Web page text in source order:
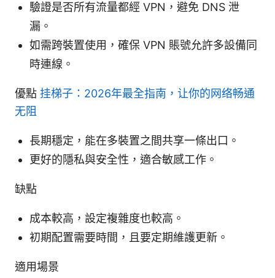
驗證是否所有流量都經 VPN，避免 DNS 泄
漏。
如需跨裝置使用，確保 VPN 賬號允許多設備同
時連線。
優點 挂梯子：2026年最全指南，让你的网络畅通
无阻
長期穩定，能在多裝置之間共享一條出口。
更好的隱私與安全性，適合敏感工作。
缺點
成本較高，設定複雜度也較高。
初期配置需要時間，且要定期維護更新。
適用場景